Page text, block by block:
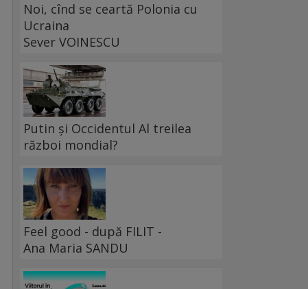
Noi, cînd se ceartă Polonia cu
Ucraina
Sever VOINESCU
Putin și Occidentul Al treilea
război mondial?
Feel good - după FILIT -
Ana Maria SANDU